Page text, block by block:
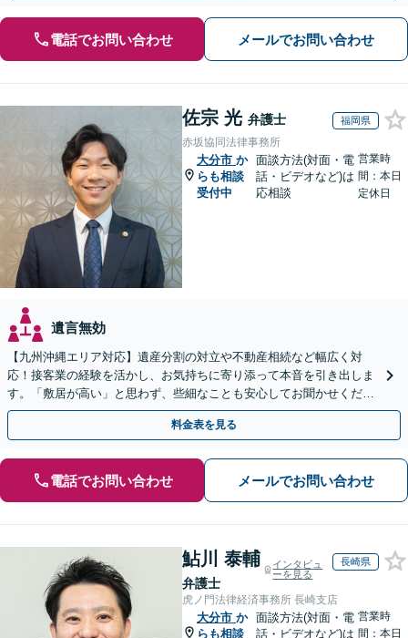
電話でお問い合わせ メールでお問い合わせ
佐宗 光 弁護士 福岡県
赤坂協同法律事務所
大分市 か
らも相談
受付中
面談方法(対面・電
話・ビデオなど)は
応相談
営業時
間：本日
定休日
遺言無効
【九州沖縄エリア対応】遺産分割の対立や不動産相続など幅広く対
応！接客業の経験を活かし、お気持ちに寄り添って本音を引き出しま
す。「敷居が高い」と思わず、些細なことも安心してお聞かせくださ
い【初回相談無料】【夜間・休日相談可】
料金表を見る
電話でお問い合わせ メールでお問い合わせ
鮎川 泰輔
弁護士
インタビュ
ーを見る
長崎県
虎ノ門法律経済事務所 長崎支店
大分市 か
らも相談
面談方法(対面・電
話・ビデオなど)は
営業時
間：本日